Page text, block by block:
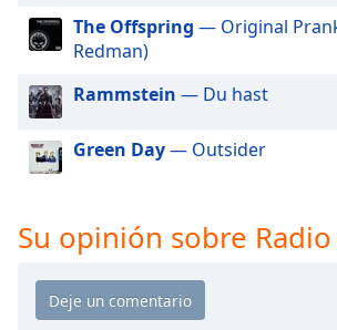
close
Text
Color
Background
Color
The Offspring — Original
Redman)
Rammstein — Du hast
Green Day— Outsider
Su opinión sobre